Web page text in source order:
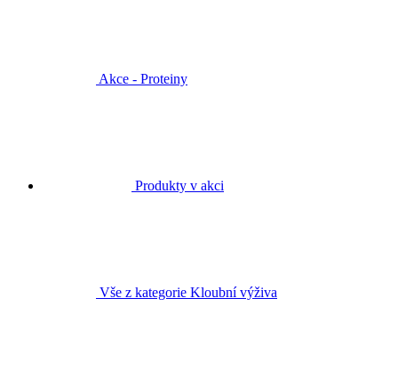
Akce - Proteiny
Produkty v akci
Vše z kategorie Kloubní výživa